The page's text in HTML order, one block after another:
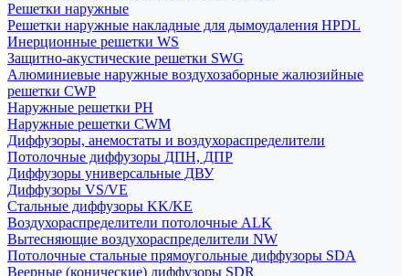
Решетки наружные
Решетки наружные накладные для дымоудаления HPDL
Инерционные решетки WS
Защитно-акустические решетки SWG
Алюминиевые наружные воздухозаборные жалюзийные
решетки CWP
Наружные решетки РН
Наружные решетки CWM
Диффузоры, анемостаты и воздухораспределители
Потолочные диффузоры ДПН, ДПР
Диффузоры универсальные ДВУ
Диффузоры VS/VE
Стальные диффузоры KK/KE
Воздухораспределители потолочные ALK
Вытесняющие воздухораспределители NW
Потолочные стальные прямоугольные диффузоры SDA
Веерные (конические) диффузоры SDR